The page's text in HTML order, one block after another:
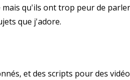
qu'ils ont trop peur de
que j'adore.
et des scripts pour des